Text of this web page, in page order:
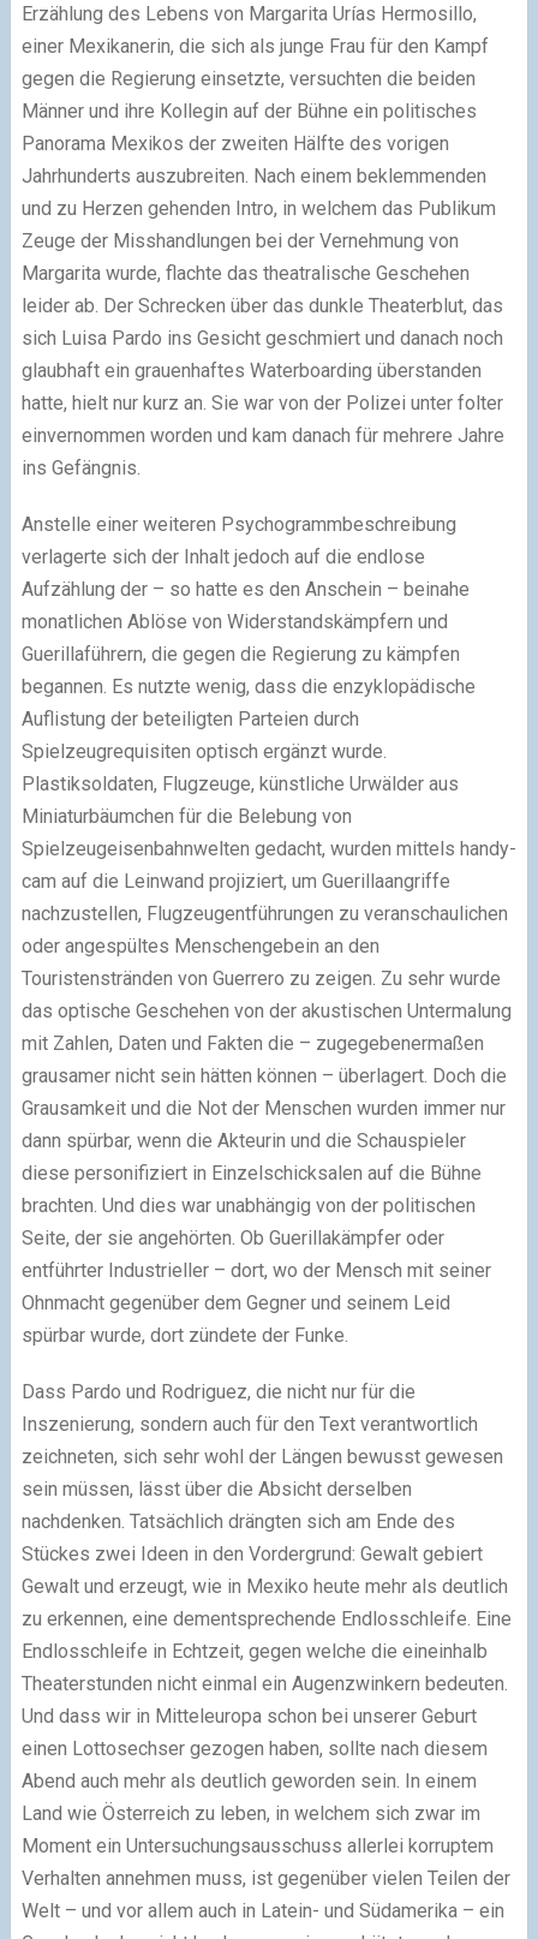
Erzählung des Lebens von Margarita Urías Hermosillo,
einer Mexikanerin, die sich als junge Frau für den Kampf
gegen die Regierung einsetzte, versuchten die beiden
Männer und ihre Kollegin auf der Bühne ein politisches
Panorama Mexikos der zweiten Hälfte des vorigen
Jahrhunderts auszubreiten. Nach einem beklemmenden
und zu Herzen gehenden Intro, in welchem das Publikum
Zeuge der Misshandlungen bei der Vernehmung von
Margarita wurde, flachte das theatralische Geschehen
leider ab. Der Schrecken über das dunkle Theaterblut, das
sich Luisa Pardo ins Gesicht geschmiert und danach noch
glaubhaft ein grauenhaftes Waterboarding überstanden
hatte, hielt nur kurz an. Sie war von der Polizei unter folter
einvernommen worden und kam danach für mehrere Jahre
ins Gefängnis.
Anstelle einer weiteren Psychogrammbeschreibung
verlagerte sich der Inhalt jedoch auf die endlose
Aufzählung der – so hatte es den Anschein – beinahe
monatlichen Ablöse von Widerstandskämpfern und
Guerillaführern, die gegen die Regierung zu kämpfen
begannen. Es nutzte wenig, dass die enzyklopädische
Auflistung der beteiligten Parteien durch
Spielzeugrequisiten optisch ergänzt wurde.
Plastiksoldaten, Flugzeuge, künstliche Urwälder aus
Miniaturbäumchen für die Belebung von
Spielzeugeisenbahnwelten gedacht, wurden mittels handy-
cam auf die Leinwand projiziert, um Guerillaangriffe
nachzustellen, Flugzeugentführungen zu veranschaulichen
oder angespültes Menschengebein an den
Touristenstränden von Guerrero zu zeigen. Zu sehr wurde
das optische Geschehen von der akustischen Untermalung
mit Zahlen, Daten und Fakten die – zugegebenermaßen
grausamer nicht sein hätten können – überlagert. Doch die
Grausamkeit und die Not der Menschen wurden immer nur
dann spürbar, wenn die Akteurin und die Schauspieler
diese personifiziert in Einzelschicksalen auf die Bühne
brachten. Und dies war unabhängig von der politischen
Seite, der sie angehörten. Ob Guerillakämpfer oder
entführter Industrieller – dort, wo der Mensch mit seiner
Ohnmacht gegenüber dem Gegner und seinem Leid
spürbar wurde, dort zündete der Funke.
Dass Pardo und Rodriguez, die nicht nur für die
Inszenierung, sondern auch für den Text verantwortlich
zeichneten, sich sehr wohl der Längen bewusst gewesen
sein müssen, lässt über die Absicht derselben
nachdenken. Tatsächlich drängten sich am Ende des
Stückes zwei Ideen in den Vordergrund: Gewalt gebiert
Gewalt und erzeugt, wie in Mexiko heute mehr als deutlich
zu erkennen, eine dementsprechende Endlosschleife. Eine
Endlosschleife in Echtzeit, gegen welche die eineinhalb
Theaterstunden nicht einmal ein Augenzwinkern bedeuten.
Und dass wir in Mitteleuropa schon bei unserer Geburt
einen Lottosechser gezogen haben, sollte nach diesem
Abend auch mehr als deutlich geworden sein. In einem
Land wie Österreich zu leben, in welchem sich zwar im
Moment ein Untersuchungsausschuss allerlei korruptem
Verhalten annehmen muss, ist gegenüber vielen Teilen der
Welt – und vor allem auch in Latein- und Südamerika – ein